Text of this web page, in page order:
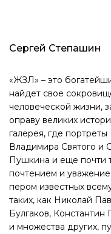
Сергей Степашин
«ЖЗЛ» – это
найдет свое
человеческой жизни,
оправу великих
галерея, где
Владимира Святого и
Пушкина и еще почти
почтением и
пером известных
таких, как Николай
Булгаков,
и множества других,